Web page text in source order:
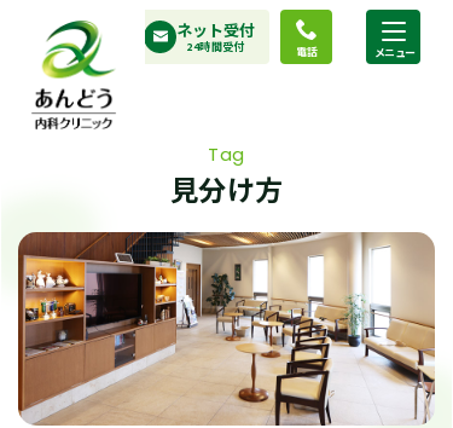
ネット受付
24時間受付 電話
Tag
見分け方